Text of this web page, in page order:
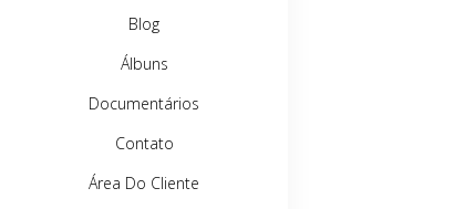
Blog
Álbuns
Documentários
Contato
Área Do Cliente